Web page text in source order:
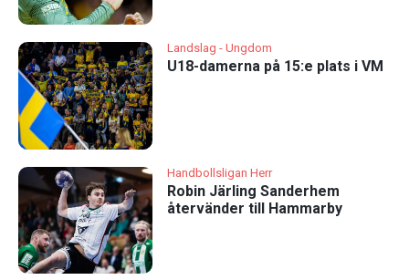
Landslag - Ungdom
U18-damerna på 15:e plats i VM
Handbollsligan Herr
Robin Järling Sanderhem
återvänder till Hammarby